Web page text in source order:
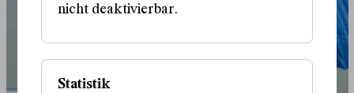
nicht deaktivierbar.
Statistik